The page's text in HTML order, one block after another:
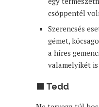
csöppentél
Szerencsés
gémet,
a híres
valamelyikét
🟥 Tedd